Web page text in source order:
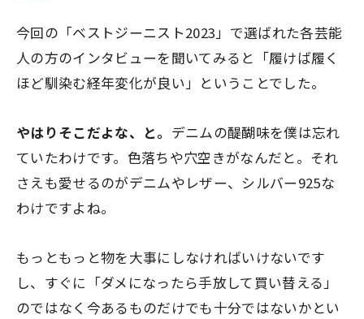
今回の「ベストジーニスト2023」で選ばれた各芸能
人の方のインタビューを聞いてみると「履けば履く
ほど馴染む経年変化が良い」ということでした。
やはりそこだよな、と。 デニムの醍醐味を僕は忘れ
ていたわけです。色落ちや穴空きがなんだと。それ
さえも愛せるのがデニムやレザー、シルバー925な
わけですよね。
もっともっと物を大事にしなければいけないです
し、すぐに「ダメになったら手放して買い替える」
のではなく今あるものだけでも十分ではないかとい